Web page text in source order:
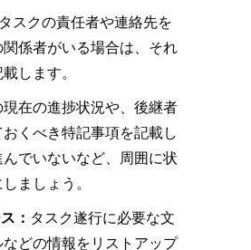
タスクの責任者や連絡先を
係者がいる場合は、それ
します。
現在の進捗状況や、後継者
くべき特記事項を記載し
でいないなど、周囲に状
ましょう。
： タスク遂行に必要な文
どの情報をリストアップ